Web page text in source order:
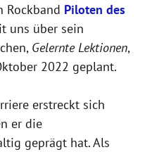
Rockband Piloten des
uns über sein
Gelernte Lektionen,
2022 geplant.
erstreckt sich
er die
geprägt hat. Als